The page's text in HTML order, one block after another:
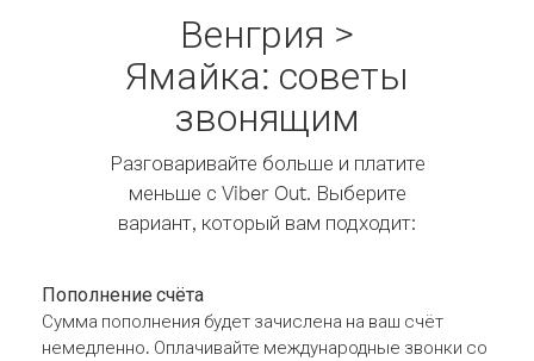
Венгрия >
Ямайка: советы
звонящим
Разговаривайте больше и платите
меньше с Viber Out. Выберите
вариант, который вам подходит:
Пополнение счёта
Сумма пополнения будет зачислена на ваш счёт
немедленно. Оплачивайте международные звонки со